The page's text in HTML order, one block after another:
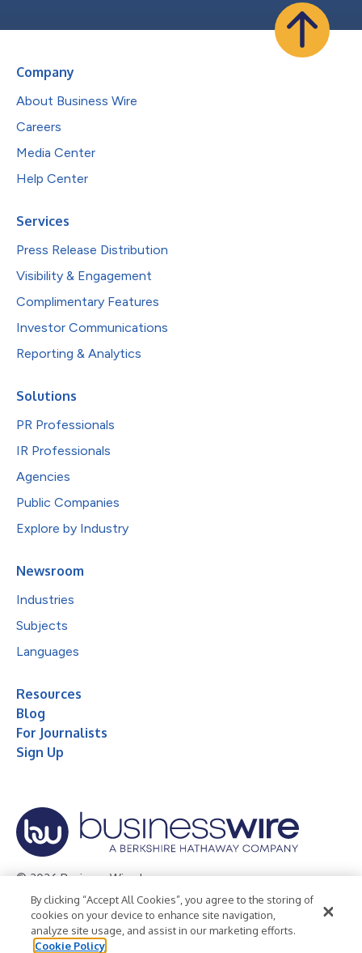
Company
About Business Wire
Careers
Media Center
Help Center
Services
Press Release Distribution
Visibility & Engagement
Complimentary Features
Investor Communications
Reporting & Analytics
Solutions
PR Professionals
IR Professionals
Agencies
Public Companies
Explore by Industry
Newsroom
Industries
Subjects
Languages
Resources
Blog
For Journalists
Sign Up
© 2026 Business Wire, Inc.
Privacy Policy Cookie Policy
Accessibility Statement
Terms of Use
Legal
By clicking “Accept All Cookies”, you agree to the storing of
cookies on your device to enhance site navigation,
analyze site usage, and assist in our marketing efforts.
Cookie Policy